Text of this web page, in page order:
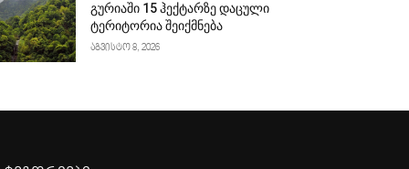
გურიაში 15 ჰექტარზე დაცული
ტერიტორია შეიქმნება
აგვისტო 8, 2026